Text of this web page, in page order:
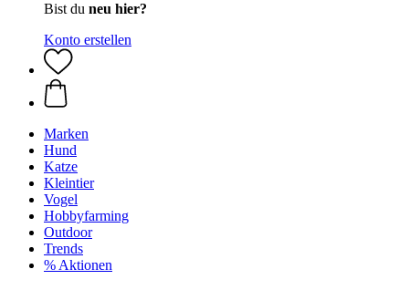
Bist du neu hier?
Konto erstellen
Marken
Hund
Katze
Kleintier
Vogel
Hobbyfarming
Outdoor
Trends
% Aktionen